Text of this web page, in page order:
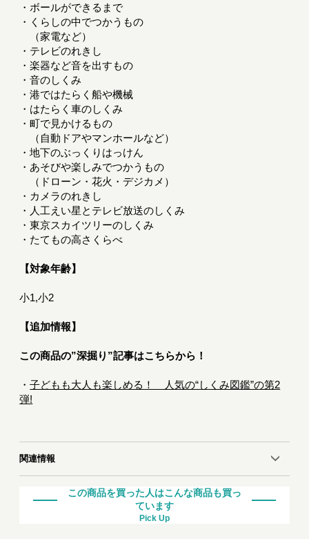
・ボールができるまで
・くらしの中でつかうもの
（家電など）
・テレビのれきし
・楽器など音を出すもの
・音のしくみ
・港ではたらく船や機械
・はたらく車のしくみ
・町で見かけるもの
（自動ドアやマンホールなど）
・地下のぶっくりはっけん
・あそびや楽しみでつかうもの
（ドローン・花火・デジカメ）
・カメラのれきし
・人工えい星とテレビ放送のしくみ
・東京スカイツリーのしくみ
・たてもの高さくらべ
【対象年齢】
小1,小2
【追加情報】
この商品の”深掘り”記事はこちらから！
・子どもも大人も楽しめる！ 人気の“しくみ図鑑”の第2
弾!
関連情報
この商品を買った人はこんな商品も買っ
ています
Pick Up